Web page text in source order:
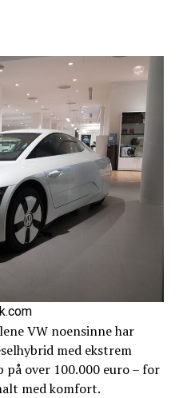
VW noensinne har
med ekstrem
på over 100.000 euro – for
med komfort.